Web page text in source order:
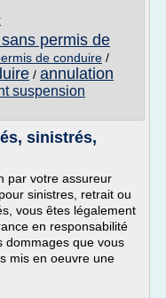
permis de
de conduire /
/ annulation
suspension
sinistrés,
par votre assureur
sinistres, retrait ou
vous êtes légalement
en responsabilité
dommages que vous
mis en oeuvre une